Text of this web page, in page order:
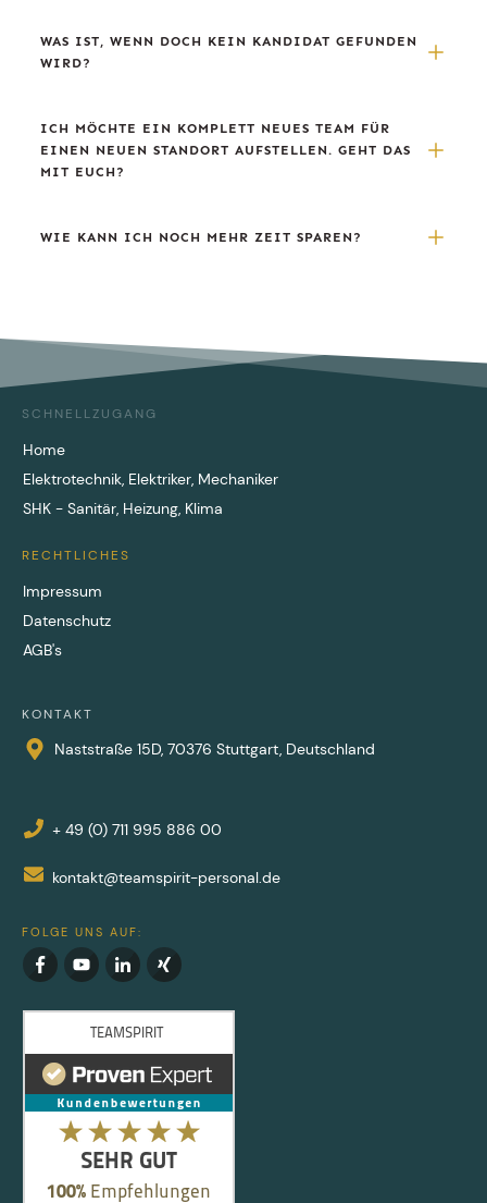
WAS IST, WENN DOCH KEIN KANDIDAT GEFUNDEN
WIRD?
ICH MÖCHTE EIN KOMPLETT NEUES TEAM FÜR
EINEN NEUEN STANDORT AUFSTELLEN. GEHT DAS
MIT EUCH?
WIE KANN ICH NOCH MEHR ZEIT SPAREN?
SCHNELLZUGANG
Home
Elektrotechnik, Elektriker, Mechaniker
SHK - Sanitär, Heizung, Klima
RECHTLICHES
Impressum
Datenschutz
AGB's
KONTAKT
Naststraße 15D, 70376 Stuttgart, Deutschland
+ 49 (0) 711 995 886 00
kontakt@teamspirit-personal.de
FOLGE UNS AUF: